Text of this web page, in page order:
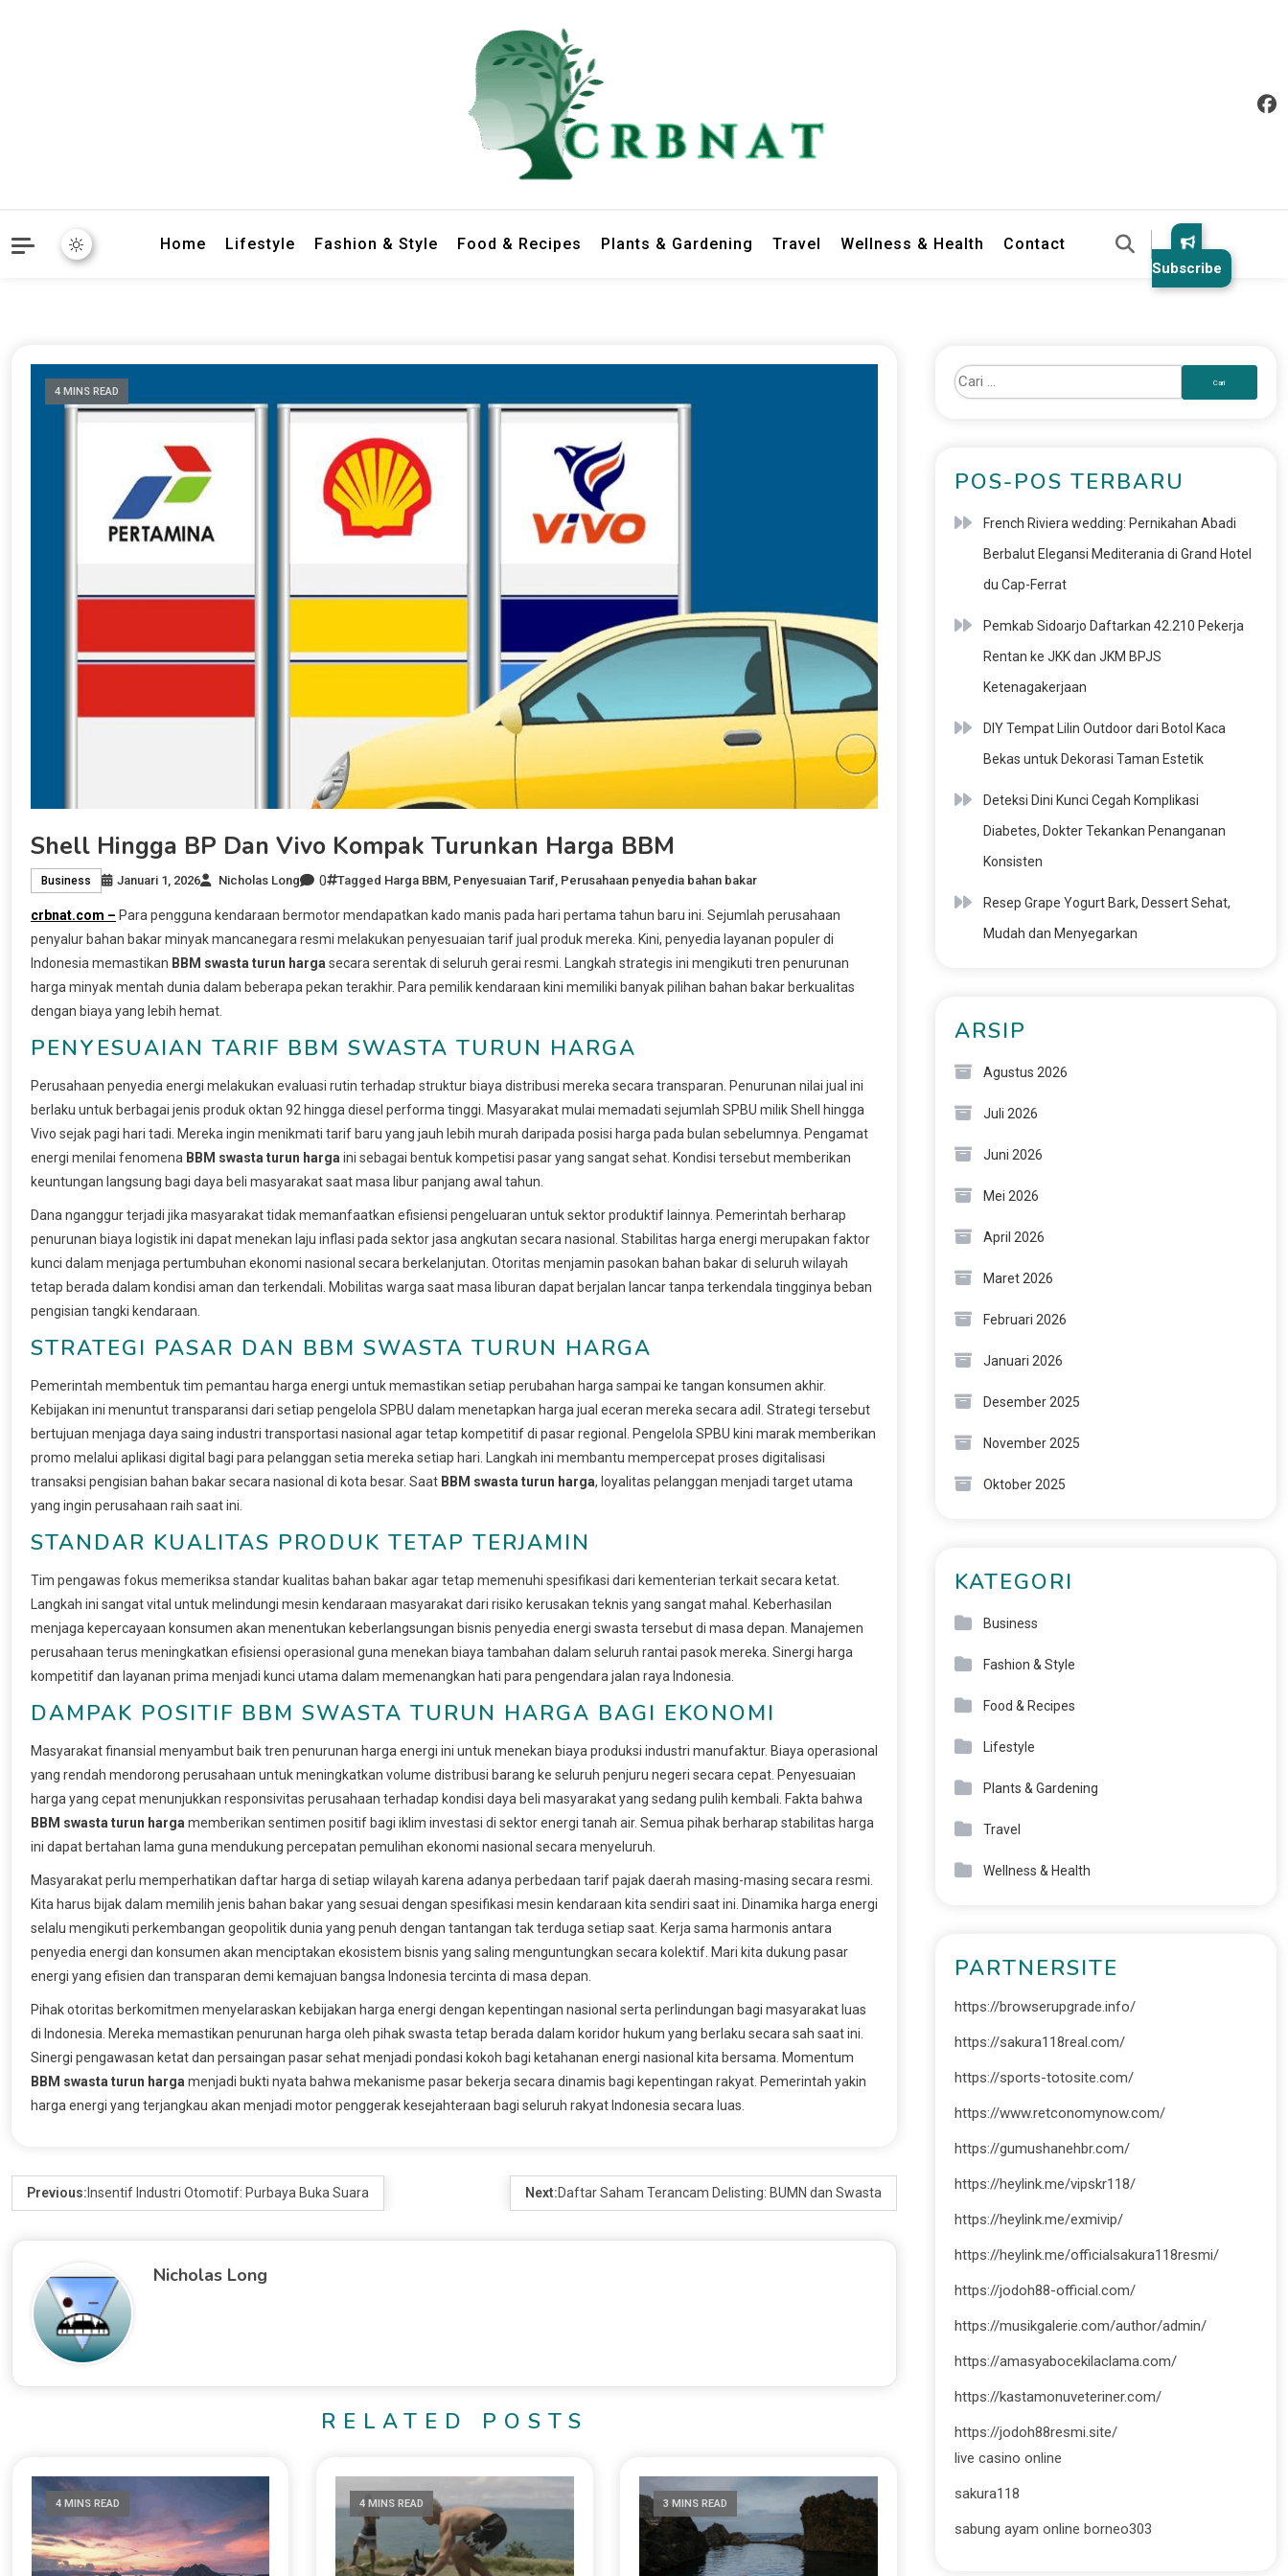
Home Lifestyle Fashion & Style Food & Recipes Plants & Gardening Travel Wellness & Health Contact
Subscribe
4 MINS READ
Shell Hingga BP Dan Vivo Kompak Turunkan Harga BBM
Business Januari 1, 2026 Nicholas Long 0 Tagged Harga BBM, Penyesuaian Tarif, Perusahaan penyedia bahan bakar
crbnat.com – Para pengguna kendaraan bermotor mendapatkan kado manis pada hari pertama tahun baru ini. Sejumlah perusahaan
penyalur bahan bakar minyak mancanegara resmi melakukan penyesuaian tarif jual produk mereka. Kini, penyedia layanan populer di
Indonesia memastikan BBM swasta turun harga secara serentak di seluruh gerai resmi. Langkah strategis ini mengikuti tren penurunan
harga minyak mentah dunia dalam beberapa pekan terakhir. Para pemilik kendaraan kini memiliki banyak pilihan bahan bakar berkualitas
dengan biaya yang lebih hemat.
PENYESUAIAN TARIF BBM SWASTA TURUN HARGA
Perusahaan penyedia energi melakukan evaluasi rutin terhadap struktur biaya distribusi mereka secara transparan. Penurunan nilai jual ini
berlaku untuk berbagai jenis produk oktan 92 hingga diesel performa tinggi. Masyarakat mulai memadati sejumlah SPBU milik Shell hingga
Vivo sejak pagi hari tadi. Mereka ingin menikmati tarif baru yang jauh lebih murah daripada posisi harga pada bulan sebelumnya. Pengamat
energi menilai fenomena BBM swasta turun harga ini sebagai bentuk kompetisi pasar yang sangat sehat. Kondisi tersebut memberikan
keuntungan langsung bagi daya beli masyarakat saat masa libur panjang awal tahun.
Dana nganggur terjadi jika masyarakat tidak memanfaatkan efisiensi pengeluaran untuk sektor produktif lainnya. Pemerintah berharap
penurunan biaya logistik ini dapat menekan laju inflasi pada sektor jasa angkutan secara nasional. Stabilitas harga energi merupakan faktor
kunci dalam menjaga pertumbuhan ekonomi nasional secara berkelanjutan. Otoritas menjamin pasokan bahan bakar di seluruh wilayah
tetap berada dalam kondisi aman dan terkendali. Mobilitas warga saat masa liburan dapat berjalan lancar tanpa terkendala tingginya beban
pengisian tangki kendaraan.
STRATEGI PASAR DAN BBM SWASTA TURUN HARGA
Pemerintah membentuk tim pemantau harga energi untuk memastikan setiap perubahan harga sampai ke tangan konsumen akhir.
Kebijakan ini menuntut transparansi dari setiap pengelola SPBU dalam menetapkan harga jual eceran mereka secara adil. Strategi tersebut
bertujuan menjaga daya saing industri transportasi nasional agar tetap kompetitif di pasar regional. Pengelola SPBU kini marak memberikan
promo melalui aplikasi digital bagi para pelanggan setia mereka setiap hari. Langkah ini membantu mempercepat proses digitalisasi
transaksi pengisian bahan bakar secara nasional di kota besar. Saat BBM swasta turun harga, loyalitas pelanggan menjadi target utama
yang ingin perusahaan raih saat ini.
STANDAR KUALITAS PRODUK TETAP TERJAMIN
Tim pengawas fokus memeriksa standar kualitas bahan bakar agar tetap memenuhi spesifikasi dari kementerian terkait secara ketat.
Langkah ini sangat vital untuk melindungi mesin kendaraan masyarakat dari risiko kerusakan teknis yang sangat mahal. Keberhasilan
menjaga kepercayaan konsumen akan menentukan keberlangsungan bisnis penyedia energi swasta tersebut di masa depan. Manajemen
perusahaan terus meningkatkan efisiensi operasional guna menekan biaya tambahan dalam seluruh rantai pasok mereka. Sinergi harga
kompetitif dan layanan prima menjadi kunci utama dalam memenangkan hati para pengendara jalan raya Indonesia.
DAMPAK POSITIF BBM SWASTA TURUN HARGA BAGI EKONOMI
Masyarakat finansial menyambut baik tren penurunan harga energi ini untuk menekan biaya produksi industri manufaktur. Biaya operasional
yang rendah mendorong perusahaan untuk meningkatkan volume distribusi barang ke seluruh penjuru negeri secara cepat. Penyesuaian
harga yang cepat menunjukkan responsivitas perusahaan terhadap kondisi daya beli masyarakat yang sedang pulih kembali. Fakta bahwa
BBM swasta turun harga memberikan sentimen positif bagi iklim investasi di sektor energi tanah air. Semua pihak berharap stabilitas harga
ini dapat bertahan lama guna mendukung percepatan pemulihan ekonomi nasional secara menyeluruh.
Masyarakat perlu memperhatikan daftar harga di setiap wilayah karena adanya perbedaan tarif pajak daerah masing-masing secara resmi.
Kita harus bijak dalam memilih jenis bahan bakar yang sesuai dengan spesifikasi mesin kendaraan kita sendiri saat ini. Dinamika harga energi
selalu mengikuti perkembangan geopolitik dunia yang penuh dengan tantangan tak terduga setiap saat. Kerja sama harmonis antara
penyedia energi dan konsumen akan menciptakan ekosistem bisnis yang saling menguntungkan secara kolektif. Mari kita dukung pasar
energi yang efisien dan transparan demi kemajuan bangsa Indonesia tercinta di masa depan.
Pihak otoritas berkomitmen menyelaraskan kebijakan harga energi dengan kepentingan nasional serta perlindungan bagi masyarakat luas
di Indonesia. Mereka memastikan penurunan harga oleh pihak swasta tetap berada dalam koridor hukum yang berlaku secara sah saat ini.
Sinergi pengawasan ketat dan persaingan pasar sehat menjadi pondasi kokoh bagi ketahanan energi nasional kita bersama. Momentum
BBM swasta turun harga menjadi bukti nyata bahwa mekanisme pasar bekerja secara dinamis bagi kepentingan rakyat. Pemerintah yakin
harga energi yang terjangkau akan menjadi motor penggerak kesejahteraan bagi seluruh rakyat Indonesia secara luas.
Previous: Insentif Industri Otomotif: Purbaya Buka Suara Next:Daftar Saham Terancam Delisting: BUMN dan Swasta
Nicholas Long
RELATED POSTS
4 MINS READ 4 MINS READ 3 MINS READ
POS-POS TERBARU
French Riviera wedding: Pernikahan Abadi
Berbalut Elegansi Mediterania di Grand Hotel
du Cap-Ferrat
Pemkab Sidoarjo Daftarkan 42.210 Pekerja
Rentan ke JKK dan JKM BPJS
Ketenagakerjaan
DIY Tempat Lilin Outdoor dari Botol Kaca
Bekas untuk Dekorasi Taman Estetik
Deteksi Dini Kunci Cegah Komplikasi
Diabetes, Dokter Tekankan Penanganan
Konsisten
Resep Grape Yogurt Bark, Dessert Sehat,
Mudah dan Menyegarkan
ARSIP
Agustus 2026
Juli 2026
Juni 2026
Mei 2026
April 2026
Maret 2026
Februari 2026
Januari 2026
Desember 2025
November 2025
Oktober 2025
KATEGORI
Business
Fashion & Style
Food & Recipes
Lifestyle
Plants & Gardening
Travel
Wellness & Health
PARTNERSITE
https://browserupgrade.info/
https://sakura118real.com/
https://sports-totosite.com/
https://www.retconomynow.com/
https://gumushanehbr.com/
https://heylink.me/vipskr118/
https://heylink.me/exmivip/
https://heylink.me/officialsakura118resmi/
https://jodoh88-official.com/
https://musikgalerie.com/author/admin/
https://amasyabocekilaclama.com/
https://kastamonuveteriner.com/
https://jodoh88resmi.site/
live casino online
sakura118
sabung ayam online borneo303